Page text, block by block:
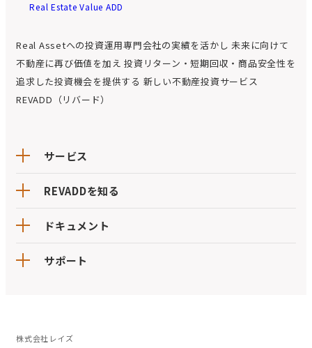
Real Estate Value ADD
Real Assetへの投資運用専門会社の実績を活かし 未来に向けて
不動産に再び価値を加え 投資リターン・短期回収・商品安全性を
追求した投資機会を提供する 新しい不動産投資サービス
REVADD（リバード）
サービス
REVADDを知る
ドキュメント
サポート
株式会社レイズ